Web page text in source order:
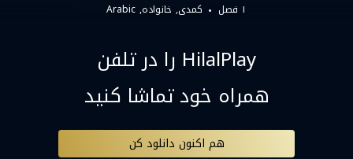
۱ فصل کمدی خانواده Arabic
HilalPlay را در تلفن
همراه خود تماشا کنید
هم اکنون دانلود کن